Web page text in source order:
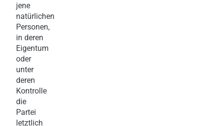
jene
natürlichen
Personen,
in deren
Eigentum
oder
unter
deren
Kontrolle
die
Partei
letztlich